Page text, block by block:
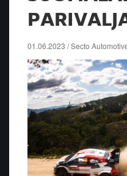
01.06.2023 / Secto